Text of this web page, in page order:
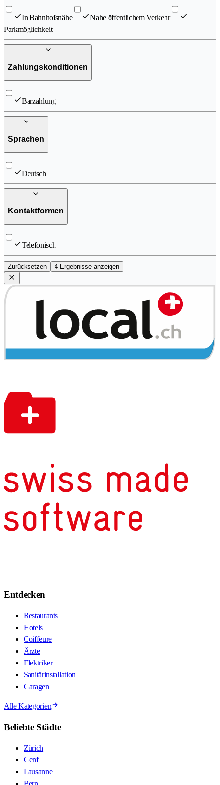
In Bahnhofsnähe
Nahe öffentlichem Verkehr
Parkmöglichkeit
Zahlungskonditionen
Barzahlung
Sprachen
Deutsch
Kontaktformen
Telefonisch
Zurücksetzen 4 Ergebnisse anzeigen
Entdecken
Restaurants
Hotels
Coiffeure
Ärzte
Elektriker
Sanitärinstallation
Garagen
Alle Kategorien
Beliebte Städte
Zürich
Genf
Lausanne